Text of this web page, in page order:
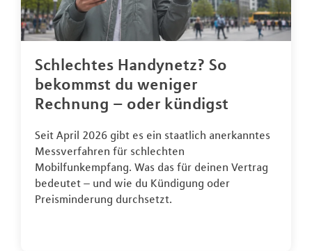
Schlechtes Handynetz? So
bekommst du weniger
Rechnung – oder kündigst
Seit April 2026 gibt es ein staatlich anerkanntes
Messverfahren für schlechten
Mobilfunkempfang. Was das für deinen Vertrag
bedeutet – und wie du Kündigung oder
Preisminderung durchsetzt.